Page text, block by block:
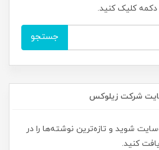
دکمه کلیک کنید.
جستجو
شرکت زیلوکس
شوید و تازه‌ترین نوشته‌ها را در
کنید.